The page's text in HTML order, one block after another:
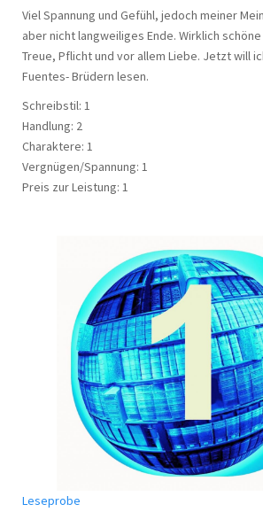
Viel Spannung und Gefühl, jedoch meiner
aber nicht langweiliges Ende. Wirklich
Treue, Pflicht und vor allem Liebe. Jetzt will
Fuentes- Brüdern lesen.
Schreibstil: 1
Handlung: 2
Charaktere: 1
Vergnügen/Spannung: 1
Preis zur Leistung: 1
Leseprobe